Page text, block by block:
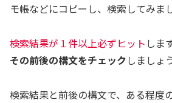
モ帳などにコピーし、検索してみま
検索結果が１件以上必ずヒット しま
その前後の構文をチェックしましょ
検索結果と前後の構文で、ある程度